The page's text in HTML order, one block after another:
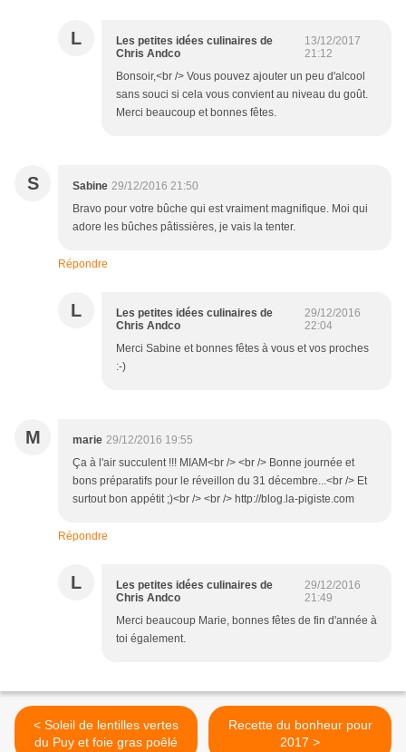
L
Les petites idées culinaires de
Chris Andco
13/12/2017
21:12
Bonsoir,<br /> Vous pouvez ajouter un peu d'alcool
sans souci si cela vous convient au niveau du goût.
Merci beaucoup et bonnes fêtes.
S Sabine 29/12/2016 21:50
Bravo pour votre bûche qui est vraiment magnifique. Moi qui
adore les bûches pâtissières, je vais la tenter.
Répondre
L
Les petites idées culinaires de
Chris Andco
29/12/2016
22:04
Merci Sabine et bonnes fêtes à vous et vos proches
:-)
M marie 29/12/2016 19:55
Ça à l'air succulent !!! MIAM<br /> <br /> Bonne journée et
bons préparatifs pour le réveillon du 31 décembre...<br /> Et
surtout bon appétit ;)<br /> <br /> http://blog.la-pigiste.com
Répondre
L
Les petites idées culinaires de
Chris Andco
29/12/2016
21:49
Merci beaucoup Marie, bonnes fêtes de fin d'année à
toi également.
< Soleil de lentilles vertes
du Puy et foie gras poêlé
Recette du bonheur pour
2017 >